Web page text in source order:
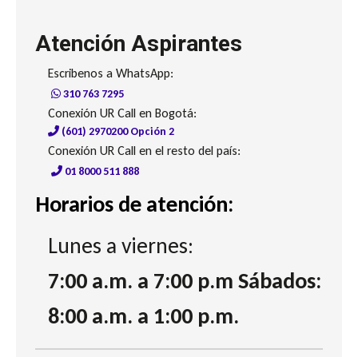
Atención Aspirantes
Escribenos a WhatsApp:
310 763 7295
Conexión UR Call en Bogotá:
(601) 2970200 Opción 2
Conexión UR Call en el resto del país:
01 8000 511 888
Horarios de atención:
Lunes a viernes:
7:00 a.m. a 7:00 p.m Sábados:
8:00 a.m. a 1:00 p.m.